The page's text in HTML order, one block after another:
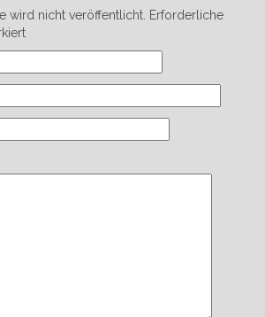
wird nicht veröffentlicht. Erforderliche